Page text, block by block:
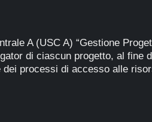
A (USC A) “Gestione
di ciascun progetto, al fine
processi di accesso alle